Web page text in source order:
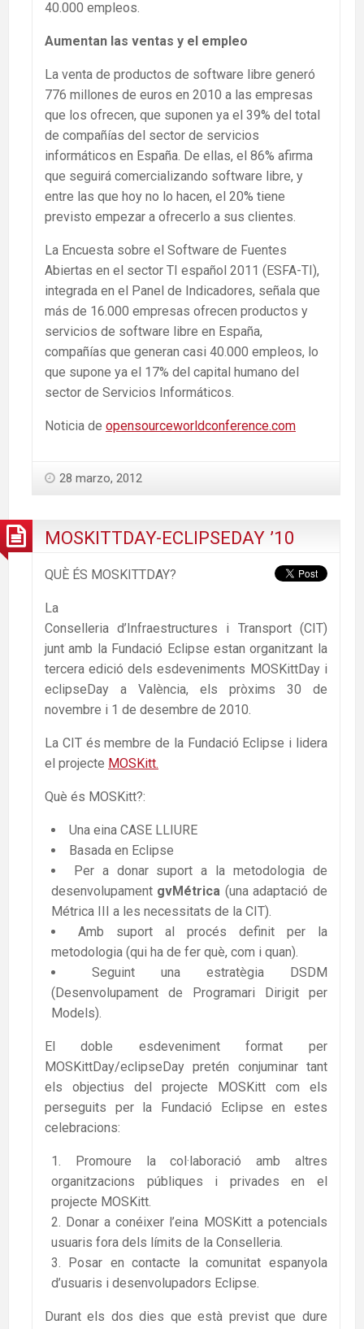
40.000 empleos.
Aumentan las ventas y el empleo
La venta de productos de software libre generó
776 millones de euros en 2010 a las empresas
que los ofrecen, que suponen ya el 39% del total
de compañías del sector de servicios
informáticos en España. De ellas, el 86% afirma
que seguirá comercializando software libre, y
entre las que hoy no lo hacen, el 20% tiene
previsto empezar a ofrecerlo a sus clientes.
La Encuesta sobre el Software de Fuentes
Abiertas en el sector TI español 2011 (ESFA-TI),
integrada en el Panel de Indicadores, señala que
más de 16.000 empresas ofrecen productos y
servicios de software libre en España,
compañías que generan casi 40.000 empleos, lo
que supone ya el 17% del capital humano del
sector de Servicios Informáticos.
Noticia de opensourceworldconference.com
28 marzo, 2012
MOSKITTDAY-ECLIPSEDAY ’10
QUÈ ÉS MOSKITTDAY?
La
Conselleria d’Infraestructures i Transport (CIT)
junt amb la Fundació Eclipse estan organitzant la
tercera edició dels esdeveniments MOSKittDay i
eclipseDay a València, els pròxims 30 de
novembre i 1 de desembre de 2010.
La CIT és membre de la Fundació Eclipse i lidera
el projecte MOSKitt.
Què és MOSKitt?:
Una eina CASE LLIURE
Basada en Eclipse
Per a donar suport a la metodologia de
desenvolupament gvMétrica (una adaptació de
Métrica III a les necessitats de la CIT).
Amb suport al procés definit per la
metodologia (qui ha de fer què, com i quan).
Seguint una estratègia DSDM
(Desenvolupament de Programari Dirigit per
Models).
El doble esdeveniment format per
MOSKittDay/eclipseDay pretén conjuminar tant
els objectius del projecte MOSKitt com els
perseguits per la Fundació Eclipse en estes
celebracions:
Promoure la col·laboració amb altres
organitzacions públiques i privades en el
projecte MOSKitt.
Donar a conéixer l’eina MOSKitt a potencials
usuaris fora dels límits de la Conselleria.
Posar en contacte la comunitat espanyola
d’usuaris i desenvolupadors Eclipse.
Durant els dos dies que està previst que dure